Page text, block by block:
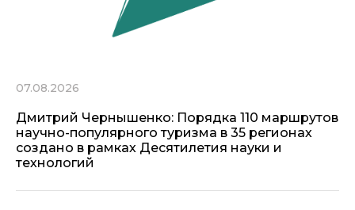
07.08.2026
Дмитрий Чернышенко: Порядка 110 маршрутов
научно-популярного туризма в 35 регионах
создано в рамках Десятилетия науки и
технологий